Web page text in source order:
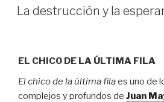
EL
La destrucción y la
EL CHICO DE LA ÚLTIMA FILA
El chico de la última filaes uno de
complejos y profundos de Juan